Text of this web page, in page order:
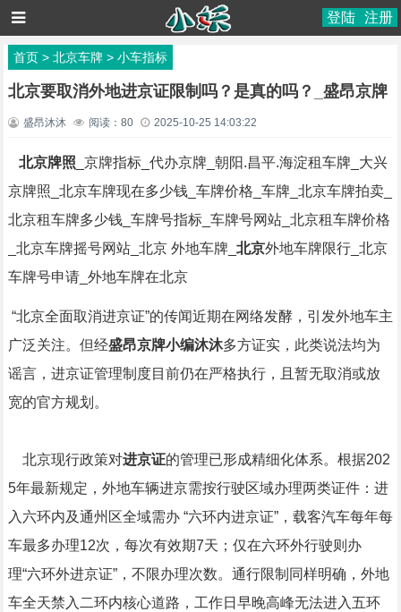
登陆 注册
首页> 北京车牌> 小车指标
北京要取消外地进京证限制吗？是真的吗？_盛昂京牌
盛昂沐沐 阅读： 80 2025-10-25 14:03:22
北京牌照 _京牌指标_代办京牌_朝阳.昌平.海淀租车牌_大兴
京牌照_北京车牌现在多少钱_车牌价格_车牌_北京车牌拍卖_
北京租车牌多少钱_车牌号指标_车牌号网站_北京租车牌价格
_北京车牌摇号网站_北京 外地车牌_ 北京外地车牌限行_北京
车牌号申请_外地车牌在北京
“北京全面取消进京证”的传闻近期在网络发酵，引发外地车主
广泛关注。但经盛昂京牌小编沐沐多方证实，此类说法均为
谣言，进京证管理制度目前仍在严格执行，且暂无取消或放
宽的官方规划。
北京现行政策对进京证的管理已形成精细化体系。根据202
5年最新规定，外地车辆进京需按行驶区域办理两类证件：进
入六环内及通州区全域需办 “六环内进京证”，载客汽车每年每
车最多办理12次，每次有效期7天；仅在六环外行驶则办
理“六环外进京证”，不限办理次数。通行限制同样明确，外地
车全天禁入二环内核心道路，工作日早晚高峰无法进入五环